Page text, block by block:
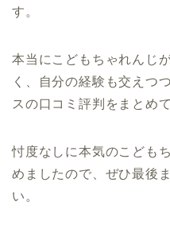
す。
本当にこどもちゃれんじ
く、自分の経験も交えつ
スの口コミ評判をまとめ
忖度なしに本気のこども
めましたので、ぜひ最後
い。